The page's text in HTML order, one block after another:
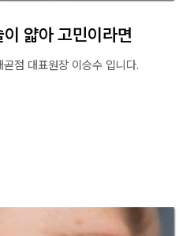
얇아 고민이라면
곧점 대표원장 이승수 입니다.